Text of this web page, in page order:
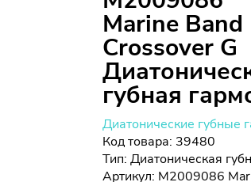
Marine Band
Crossover G
губная
Диатонические губные
Код товара: 39480
Тип:Диатоническая
Артикул: M2009086